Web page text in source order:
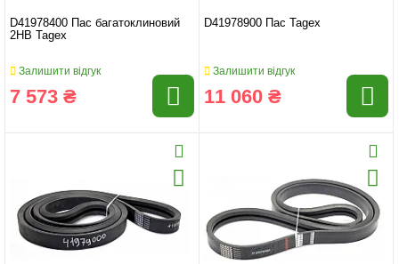
D41978400 Пас багатоклиновий
2HB Tagex
Залишити відгук
7 573 ₴
D41978900 Пас Tagex
Залишити відгук
11 060 ₴